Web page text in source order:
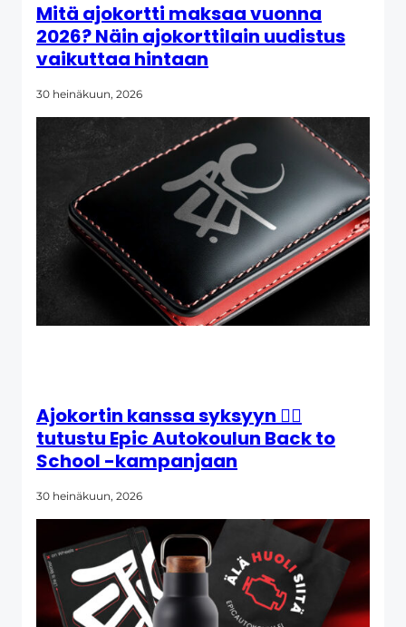
Mitä ajokortti maksaa vuonna
2026? Näin ajokorttilain uudistus
vaikuttaa hintaan
30 heinäkuun, 2026
Ajokortin kanssa syksyyn 👉🏼
tutustu Epic Autokoulun Back to
School -kampanjaan
30 heinäkuun, 2026